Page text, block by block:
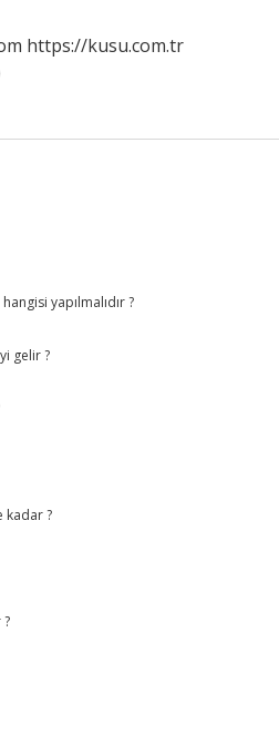
https://kusu.com.tr
yapılmalıdır ?
gelir ?
kadar ?